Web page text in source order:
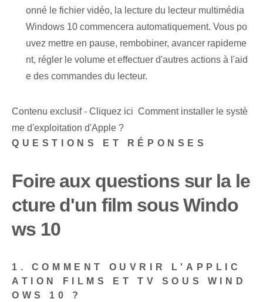
onné le fichier vidéo, la lecture du lecteur multimédia
Windows 10 commencera automatiquement. Vous po
uvez mettre en pause, rembobiner, avancer rapideme
nt, régler le volume et effectuer d'autres actions à l'aid
e des commandes du lecteur.
Contenu exclusif - Cliquez ici Comment installer le systè
me d'exploitation d'Apple ?
QUESTIONS ET RÉPONSES
Foire aux questions sur la le
cture d'un film sous Windo
ws 10
1. COMMENT OUVRIR L'APPLIC
ATION FILMS ET TV SOUS WIND
OWS 10 ?